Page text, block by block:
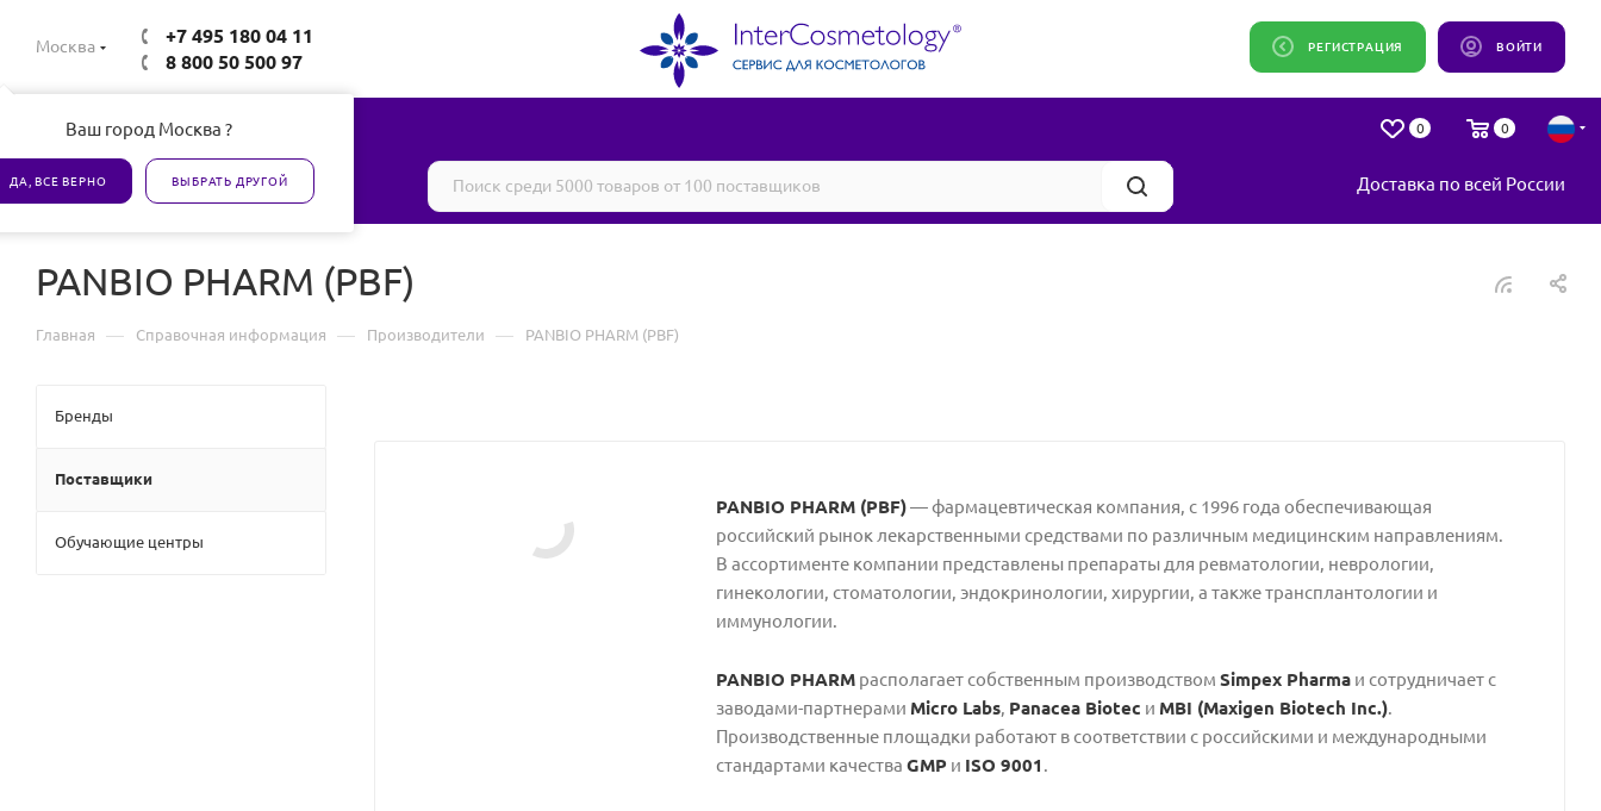
Москва
Ваш город Москва ?
ДА, ВСЕ ВЕРНО ВЫБРАТЬ ДРУГОЙ
+7 495 180 04 11
8 800 50 500 97
ВОЙТИ
РЕГИСТРАЦИЯ
0 0
Все товары сертифицированы Доставка по всей России
PANBIO PHARM (PBF)
Главная — Справочная информация — Производители — PANBIO PHARM (PBF)
PANBIO PHARM (PBF)— фармацевтическая компания, с 1996 года обеспечивающая
российский рынок лекарственными средствами по различным медицинским направлениям.
В ассортименте компании представлены препараты для ревматологии, неврологии,
гинекологии, стоматологии, эндокринологии, хирургии, а также трансплантологии и
иммунологии.
PANBIO PHARM располагает собственным производством Simpex Pharma и сотрудничает с
заводами-партнерами Micro Labs, Panacea Biotec и MBI (Maxigen Biotech Inc.).
Производственные площадки работают в соответствии с российскими и международными
стандартами качества GMP и ISO 9001 .
Бренды
Поставщики
Обучающие центры